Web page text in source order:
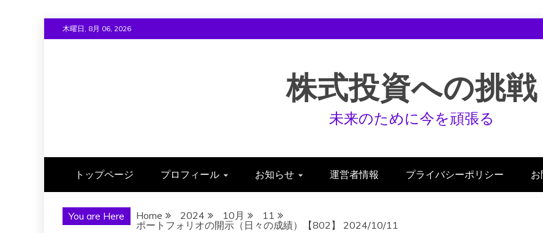
to
木曜日, 8月 06, 2026
株式投資への挑戦
未来のために今を頑張る
トップページ プロフィール お知らせ 運営者情報 プライバシーポリシー
You are Here Home 2024 10月
11
ポートフォリオの開示（日々の成績）【802】 2024/10/11